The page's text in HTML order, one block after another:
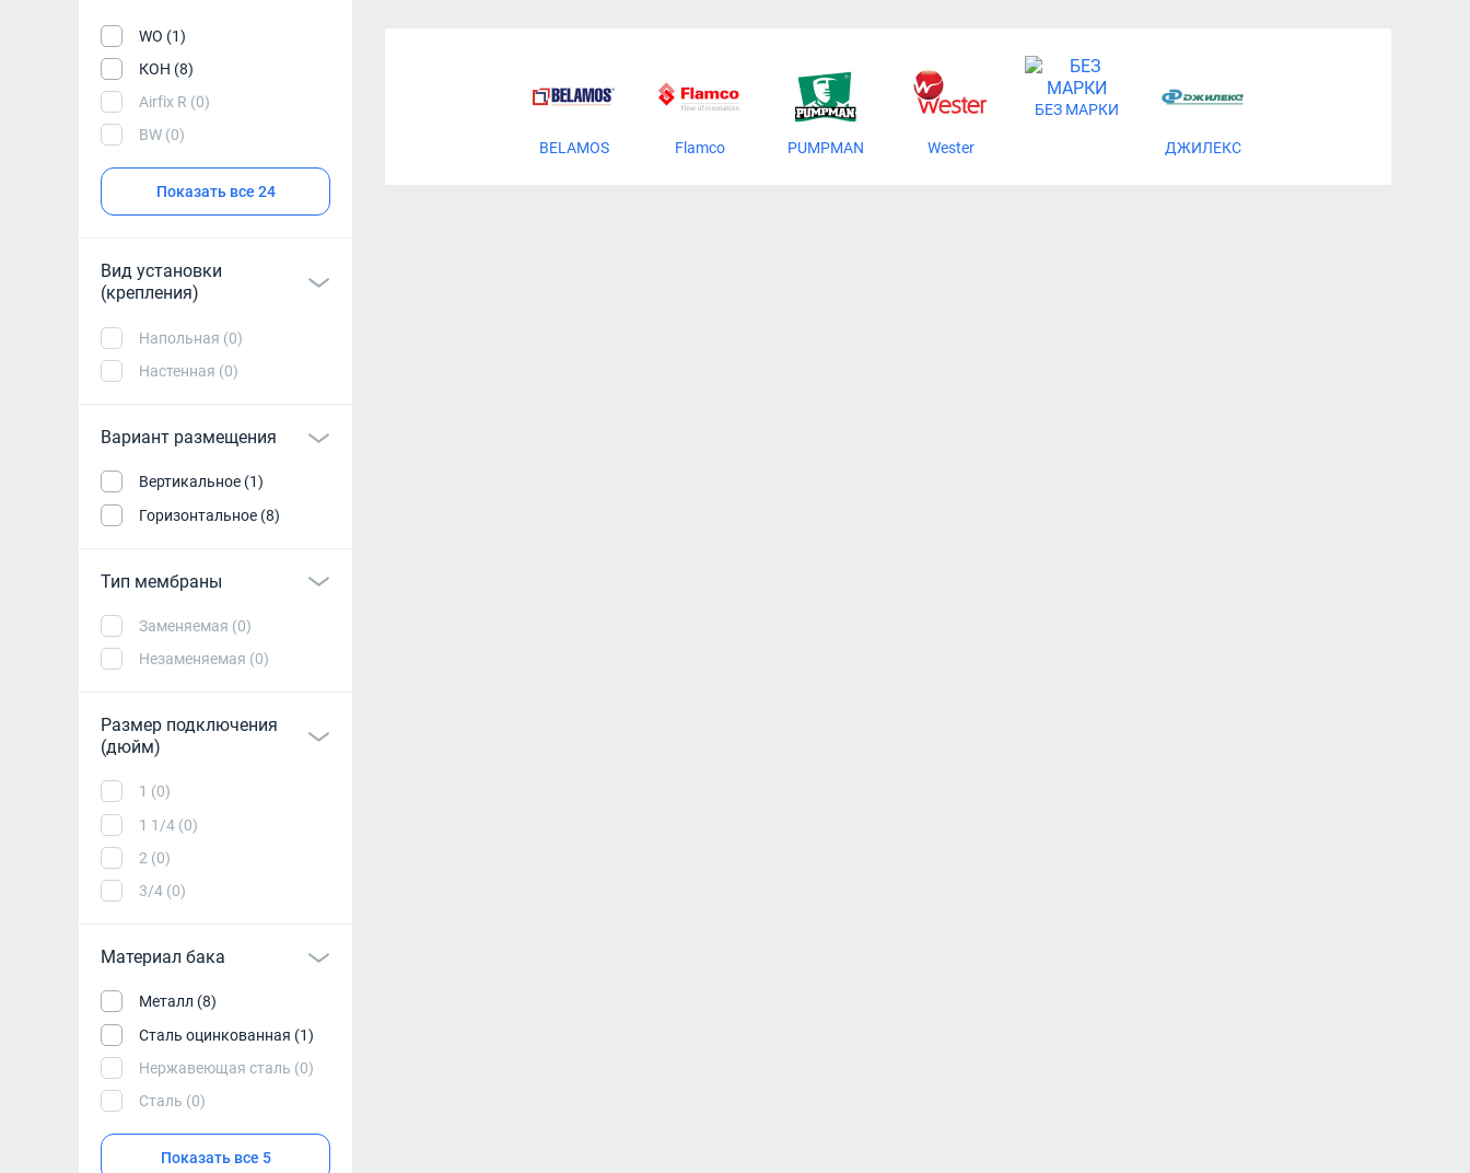
WO (1)
КОН (8)
Airfix R (0)
BW (0)
Показать все 24
Вид установки
(крепления)
Напольная (0)
Настенная (0)
Вариант размещения
Вертикальное (1)
Горизонтальное (8)
Тип мембраны
Заменяемая (0)
Незаменяемая (0)
Размер подключения
(дюйм)
1 (0)
1 1/4 (0)
2 (0)
3/4 (0)
Материал бака
Металл (8)
Сталь оцинкованная (1)
Нержавеющая сталь (0)
Сталь (0)
Показать все 5
BELAMOS Flamco PUMPMAN Wester
БЕЗ МАРКИ
ДЖИЛЕКС